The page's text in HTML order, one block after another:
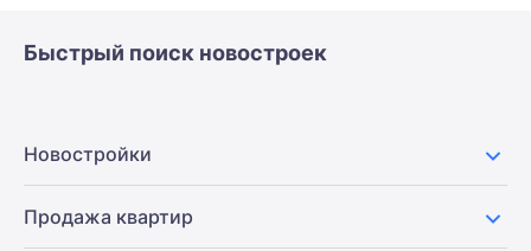
Быстрый поиск новостроек
Новостройки
Продажа квартир